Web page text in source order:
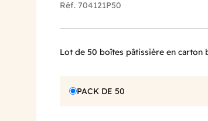
Réf. 704121P50
Lot de 50 boîtes pâtissière en carton
PACK DE 50